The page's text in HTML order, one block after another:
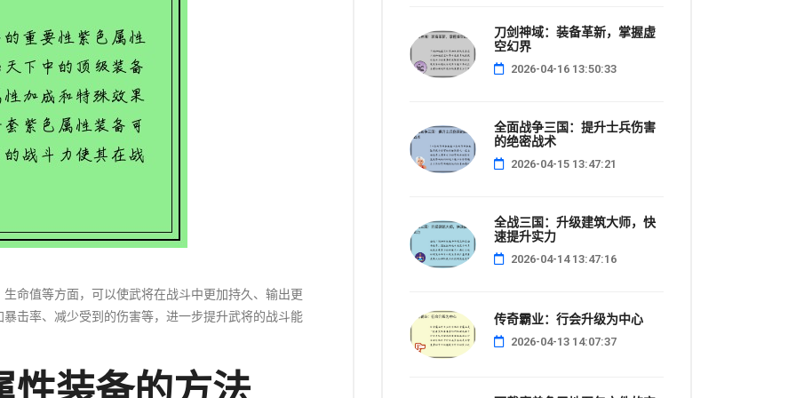
命值等方面，可以使武将在战斗中更加持久、输出更
击率、减少受到的伤害等，进一步提升武将的战斗能
刀剑神域：装备革新，掌握虚
空幻界
2026-04-16 13:50:33
全面战争三国：提升士兵伤害
的绝密战术
2026-04-15 13:47:21
全战三国：升级建筑大师，快
速提升实力
2026-04-14 13:47:16
传奇霸业：行会升级为中心
2026-04-13 14:07:37